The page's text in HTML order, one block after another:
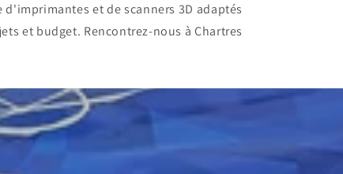
et de scanners 3D adaptés
et budget. Rencontrez-nous à Chartres